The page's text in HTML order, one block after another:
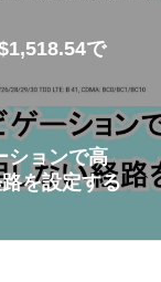
で
ションで高
を設定する